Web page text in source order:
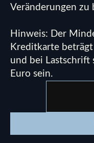
Veränderungen zu
Hinweis: Der
Kreditkarte beträgt
und bei Lastschrift
Euro sein.